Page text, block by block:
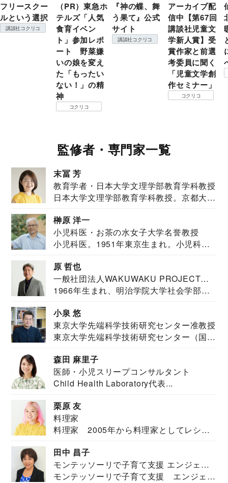
フリースクー
ルという選択
講談社コクリコ
（PR）東急ホ
テルズ「人気
食育イベン
ト」参加レポ
ート 野菜嫌
いの娘を変え
た「もったい
ない！」の精
神
コクリコ
『神の蝶、舞
う果て』公式
サイト
講談社コクリコ
アーカイブ配
信中【第67回
講談社児童文
学新人賞】受
賞作家と前選
考委員に聞く
「児童文学創
作セミナー」
コクリコ
監修者・専門家一覧
末冨 芳
教育学者・日本大学文理学部教育学科教授
日本大学文理学部教育学科教授。京都大学
榊原 洋一
小児科医・お茶の水女子大学名誉教授
小児科医。1951年東京生まれ。小児科
原 哲也
一般社団法人WAKUWAKU PROJECT
JAPAN代表・言語聴覚士・社会福祉士
1966年生まれ、明治学院大学社会学部福
小泉 悠
東京大学先端科学技術研究センター准教授
東京大学先端科学技術研究センター（国際
森田 麻里子
医師・小児スリープコンサルタント
Child Health Laboratory代表...
栗原 友
料理家
料理家 2005年から料理家としてレシピ
田中 昌子
モンテッソーリで子育て支援 エンジェル
ズハウス研究所所長
モンテッソーリで子育て支援 エンジェル